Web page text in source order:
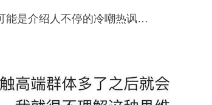
能是介绍人不停的冷嘲热讽…